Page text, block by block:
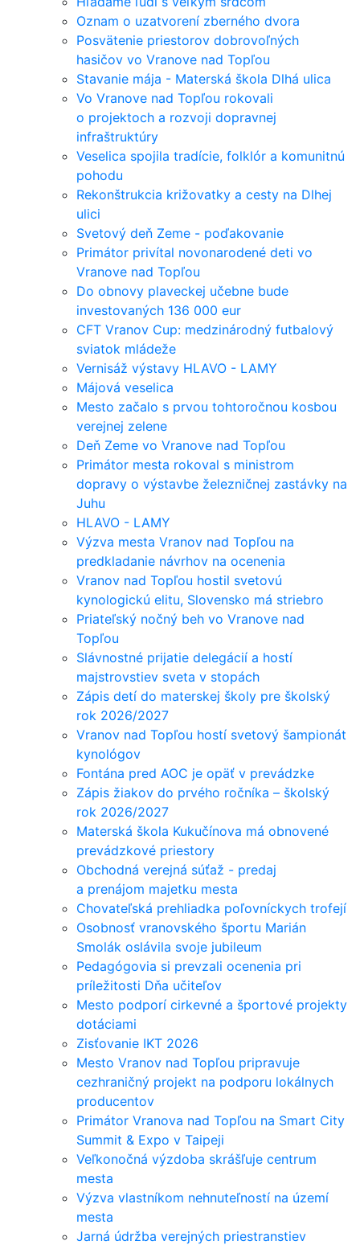
Oznam o uzatvorení zberného dvora
Posvätenie priestorov dobrovoľných
hasičov vo Vranove nad Topľou
Stavanie mája - Materská škola Dlhá ulica
Vo Vranove nad Topľou rokovali
o projektoch a rozvoji dopravnej
infraštruktúry
Veselica spojila tradície, folklór a komunitnú
pohodu
Rekonštrukcia križovatky a cesty na Dlhej
ulici
Svetový deň Zeme - poďakovanie
Primátor privítal novonarodené deti vo
Vranove nad Topľou
Do obnovy plaveckej učebne bude
investovaných 136 000 eur
CFT Vranov Cup: medzinárodný futbalový
sviatok mládeže
Vernisáž výstavy HLAVO - LAMY
Májová veselica
Mesto začalo s prvou tohtoročnou kosbou
verejnej zelene
Deň Zeme vo Vranove nad Topľou
Primátor mesta rokoval s ministrom
dopravy o výstavbe železničnej zastávky na
Juhu
HLAVO - LAMY
Výzva mesta Vranov nad Topľou na
predkladanie návrhov na ocenenia
Vranov nad Topľou hostil svetovú
kynologickú elitu, Slovensko má striebro
Priateľský nočný beh vo Vranove nad
Topľou
Slávnostné prijatie delegácií a hostí
majstrovstiev sveta v stopách
Zápis detí do materskej školy pre školský
rok 2026/2027
Vranov nad Topľou hostí svetový šampionát
kynológov
Fontána pred AOC je opäť v prevádzke
Zápis žiakov do prvého ročníka – školský
rok 2026/2027
Materská škola Kukučínova má obnovené
prevádzkové priestory
Obchodná verejná súťaž - predaj
a prenájom majetku mesta
Chovateľská prehliadka poľovníckych trofejí
Osobnosť vranovského športu Marián
Smolák oslávila svoje jubileum
Pedagógovia si prevzali ocenenia pri
príležitosti Dňa učiteľov
Mesto podporí cirkevné a športové projekty
dotáciami
Zisťovanie IKT 2026
Mesto Vranov nad Topľou pripravuje
cezhraničný projekt na podporu lokálnych
producentov
Primátor Vranova nad Topľou na Smart City
Summit & Expo v Taipeji
Veľkonočná výzdoba skrášľuje centrum
mesta
Výzva vlastníkom nehnuteľností na území
mesta
Jarná údržba verejných priestranstiev